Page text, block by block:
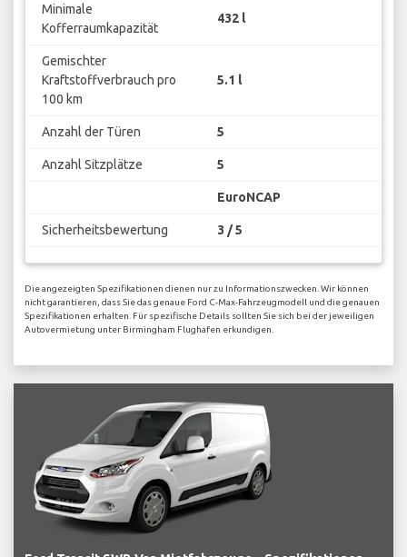
Minimale
Kofferraumkapazität
432 l
Gemischter
Kraftstoffverbrauch pro
100 km
5.1 l
Anzahl der Türen 5
Anzahl Sitzplätze 5
EuroNCAP
Sicherheitsbewertung 3 / 5
Die angezeigten Spezifikationen dienen nur zu Informationszwecken. Wir können
nicht garantieren, dass Sie das genaue Ford C-Max-Fahrzeugmodell und die genauen
Spezifikationen erhalten. Für spezifische Details sollten Sie sich bei der jeweiligen
Autovermietung unter Birmingham Flughafen erkundigen.